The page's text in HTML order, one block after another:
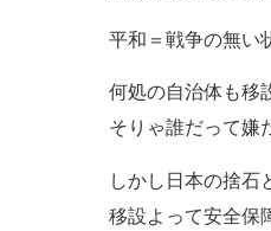
平和＝戦争の無い
何処の自治体も移
そりゃ誰だって嫌
しかし日本の捨石
移設よって安全保